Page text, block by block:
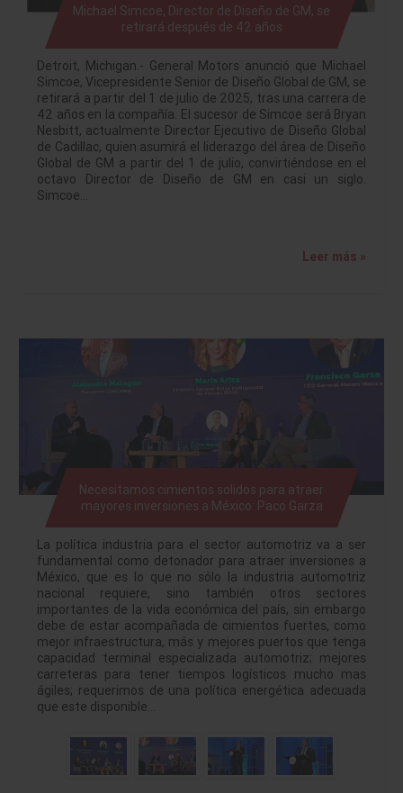
Michael Simcoe, Director de Diseño de GM, se
retirará después de 42 años
Detroit, Michigan.- General Motors anunció que Michael
Simcoe, Vicepresidente Senior de Diseño Global de GM, se
retirará a partir del 1 de julio de 2025, tras una carrera de
42 años en la compañía. El sucesor de Simcoe será Bryan
Nesbitt, actualmente Director Ejecutivo de Diseño Global
de Cadillac, quien asumirá el liderazgo del área de Diseño
Global de GM a partir del 1 de julio, convirtiéndose en el
octavo Director de Diseño de GM en casi un siglo.
Simcoe…
Leer más »
Necesitamos cimientos solidos para atraer
mayores inversiones a México: Paco Garza
La política industria para el sector automotriz va a ser
fundamental como detonador para atraer inversiones a
México, que es lo que no sólo la industria automotriz
nacional requiere, sino también otros sectores
importantes de la vida económica del país, sin embargo
debe de estar acompañada de cimientos fuertes, como
mejor infraestructura, más y mejores puertos que tenga
capacidad terminal especializada automotriz; mejores
carreteras para tener tiempos logísticos mucho mas
ágiles; requerimos de una política energética adecuada
que este disponible…